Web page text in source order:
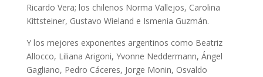
Ricardo Vera; los chilenos Norma Vallejos, Carolina
Kittsteiner, Gustavo Wieland e Ismenia Guzmán.
Y los mejores exponentes argentinos como Beatriz
Allocco, Liliana Arigoni, Yvonne Neddermann, Ángel
Gagliano, Pedro Cáceres, Jorge Monin, Osvaldo